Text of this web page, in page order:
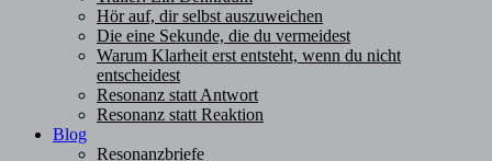
Hör auf, dir selbst auszuweichen
Die eine Sekunde, die du vermeidest
Warum Klarheit erst entsteht, wenn du nicht
entscheidest
Resonanz statt Antwort
Resonanz statt Reaktion
Blog
Resonanzbriefe